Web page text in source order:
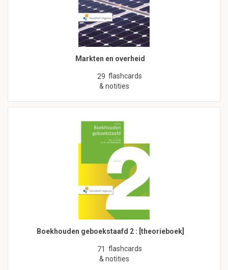
Markten en overheid
29 flashcards
& notities
Boekhouden geboekstaafd 2 : [theorieboek]
71 flashcards
& notities